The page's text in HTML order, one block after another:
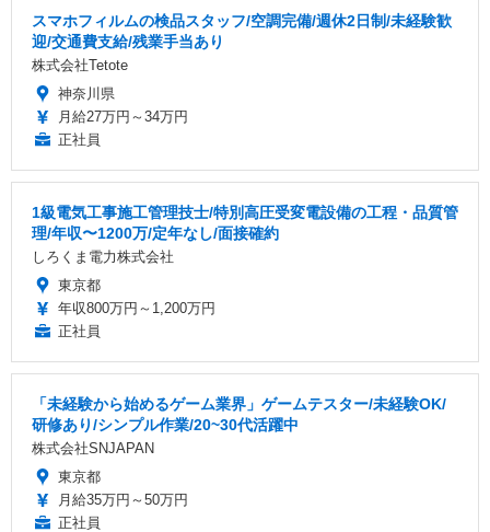
スマホフィルムの検品スタッフ/空調完備/週休2日制/未経験歓
迎/交通費支給/残業手当あり
株式会社Tetote
神奈川県
月給27万円～34万円
正社員
1級電気工事施工管理技士/特別高圧受変電設備の工程・品質管
理/年収〜1200万/定年なし/面接確約
しろくま電力株式会社
東京都
年収800万円～1,200万円
正社員
「未経験から始めるゲーム業界」ゲームテスター/未経験OK/
研修あり/シンプル作業/20~30代活躍中
株式会社SNJAPAN
東京都
月給35万円～50万円
正社員